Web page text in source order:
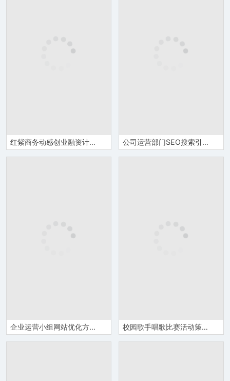
红紫商务动感创业融资计划书PPT模板 公司运营部门SEO搜索引擎优化基础知识培训学习PPT模板
企业运营小组网站优化方案搜索引擎优化培训课程教案PPT模板 校园歌手唱歌比赛活动策划PPT模板